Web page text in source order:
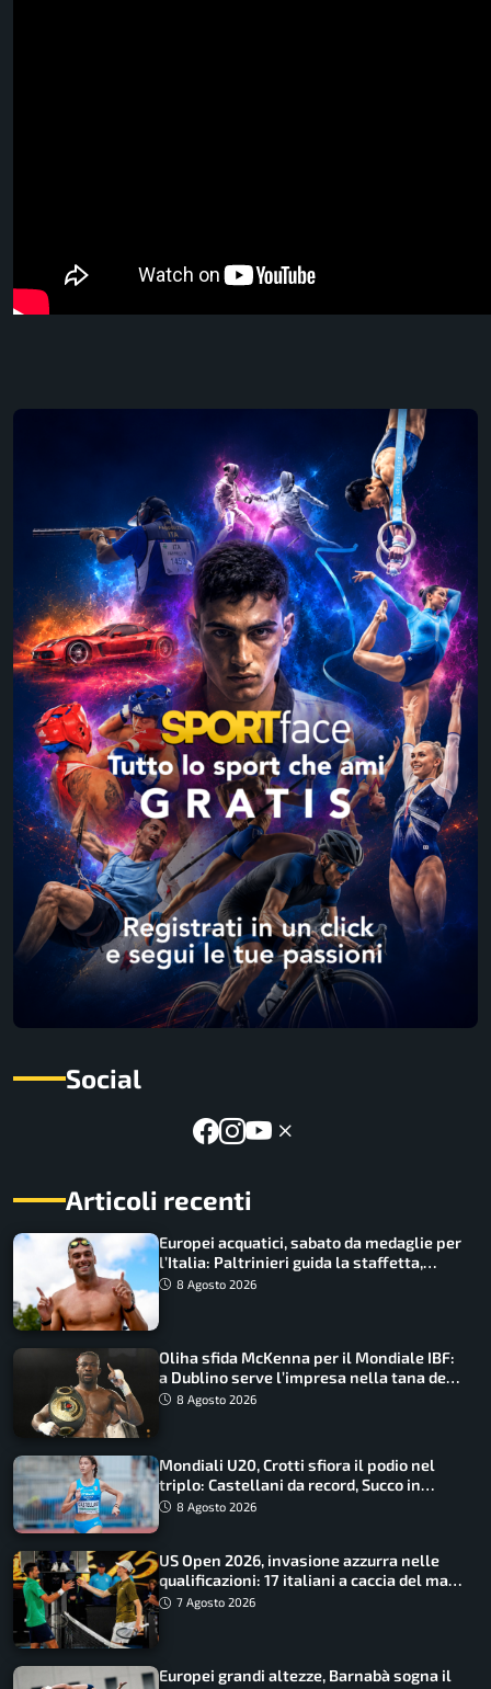
Social
Articoli recenti
Europei acquatici, sabato da medaglie per
l’Italia: Paltrinieri guida la staffetta,
Barnabà sogna l’oro dalle grandi altezze
8 Agosto 2026
Oliha sfida McKenna per il Mondiale IBF:
a Dublino serve l’impresa nella tana del
lupo8 Agosto 2026
Mondiali U20, Crotti sfiora il podio nel
triplo: Castellani da record, Succo in
finale
8 Agosto 2026
US Open 2026, invasione azzurra nelle
qualificazioni: 17 italiani a caccia del main
draw7 Agosto 2026
Europei grandi altezze, Barnabà sogna il